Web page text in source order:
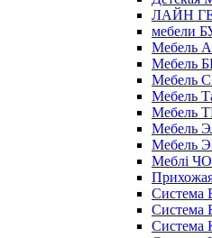
ЛАЙН
мебели
Мебель
Мебель
Мебель
Мебель
Мебель
Мебель
Мебель
Меблі
Система
Система
Система